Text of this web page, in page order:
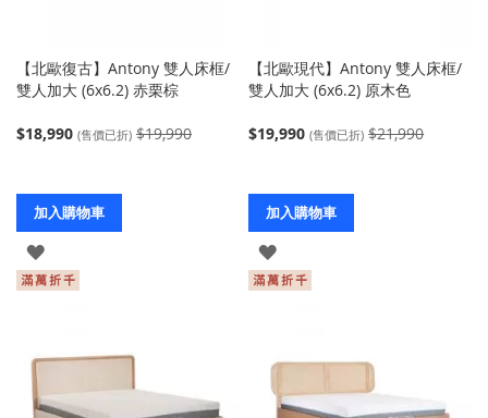
【北歐復古】Antony 雙人床框/
雙人加大 (6x6.2) 赤栗棕
$18,990 (售價已折) $19,990
加入購物車
登
入
【北歐現代】Antony 雙人床框/
雙人加大 (6x6.2) 原木色
$19,990 (售價已折) $21,990
加入購物車
登
入